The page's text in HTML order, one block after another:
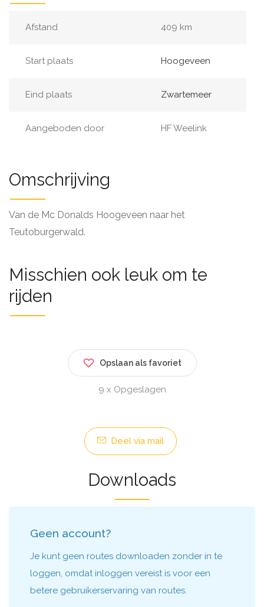
Afstand 409 km
Start plaats Hoogeveen
Eind plaats Zwartemeer
Aangeboden door HF Weelink
Omschrijving
Van de Mc Donalds Hoogeveen naar het
Teutoburgerwald.
Misschien ook leuk om te
rijden
Opslaan als favoriet
9 x Opgeslagen
Deel via mail
Downloads
Geen account?
Je kunt geen routes downloaden zonder in te
loggen, omdat inloggen vereist is voor een
betere gebruikerservaring van routes.